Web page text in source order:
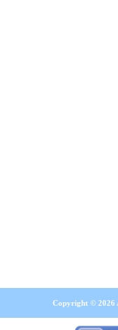
Copyright © 2026